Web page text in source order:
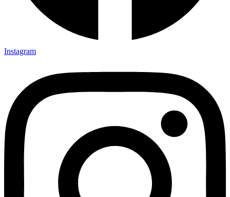
Instagram